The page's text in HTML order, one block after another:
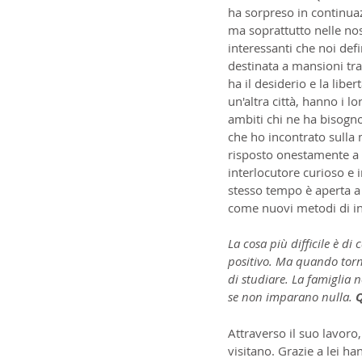
ha sorpreso in
ma soprattutto nelle
interessanti che noi
destinata a mansioni
ha il desiderio e la
un'altra città, hanno i
ambiti chi ne ha
che ho incontrato sulla
risposto onestamente
interlocutore curioso e
stesso tempo è aperta
come nuovi metodi di
La cosa più difficile è di
positivo. Ma quando
di studiare. La famiglia
se non imparano nulla.
Attraverso il suo
visitano. Grazie a lei